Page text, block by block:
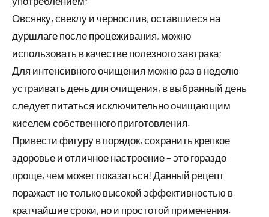
Овсянку, свеклу и чернослив, оставшиеся на
дуршлаге после процеживания, можно
использовать в качестве полезного завтрака;
Для интенсивного очищения можно раз в неделю
устраивать день для очищения, в выбранный день
следует питаться исключительно очищающим
киселем собственного приготовления.
Привести фигуру в порядок, сохранить крепкое
здоровье и отличное настроение – это гораздо
проще, чем может показаться! Данный рецепт
поражает не только высокой эффективностью в
кратчайшие сроки, но и простотой применения.